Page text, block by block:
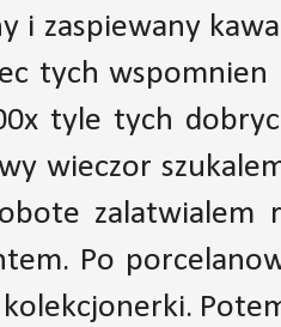
i zaspiewany
tych
tyle tych
wieczor
zalatwialem
Po